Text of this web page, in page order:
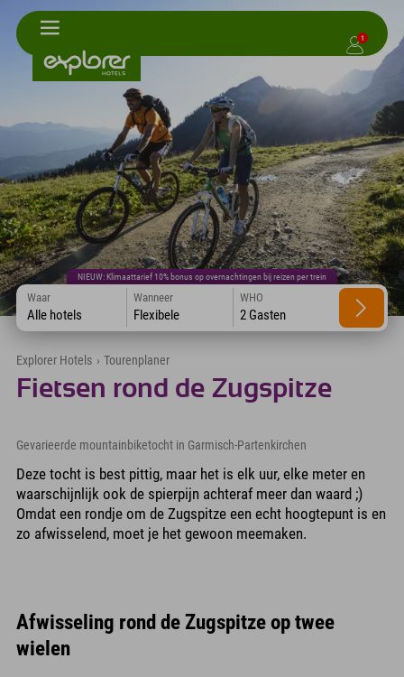
1
NIEUW: Klimaattarief 10% bonus op overnachtingen bij reizen per trein
Waar
Alle hotels
Wanneer
Flexibele
WHO
2 Gasten
Explorer Hotels › Tourenplaner
Fietsen rond de Zugspitze
Gevarieerde mountainbiketocht in Garmisch-Partenkirchen
Deze tocht is best pittig, maar het is elk uur, elke meter en
waarschijnlijk ook de spierpijn achteraf meer dan waard ;)
Omdat een rondje om de Zugspitze een echt hoogtepunt is en
zo afwisselend, moet je het gewoon meemaken.
Afwisseling rond de Zugspitze op twee
wielen